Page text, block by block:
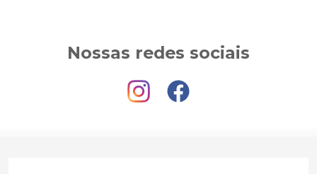
Nossas redes sociais